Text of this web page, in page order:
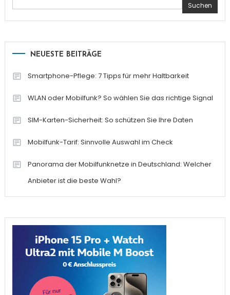
Suchen
NEUESTE BEITRÄGE
Smartphone-Pflege: 7 Tipps für mehr Haltbarkeit
WLAN oder Mobilfunk? So wählen Sie das richtige Signal
SIM-Karten-Sicherheit: So schützen Sie Ihre Daten
Mobilfunk-Tarif: Sinnvolle Auswahl im Check
Panorama der Mobilfunknetze in Deutschland: Welcher
Anbieter ist die beste Wahl?